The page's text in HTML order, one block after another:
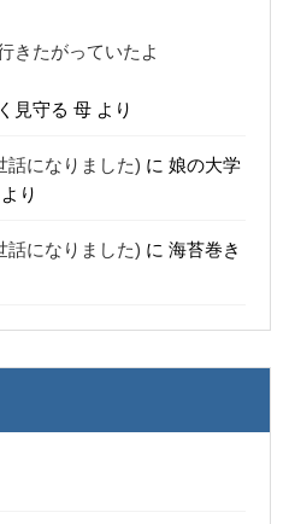
きたがっていたよ
見守る 母 より
になりました) に 娘の大学
より
になりました) に 海苔巻き